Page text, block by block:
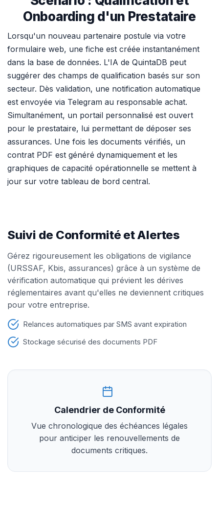
Onboarding d'un Prestataire
Lorsqu'un nouveau partenaire postule via votre
formulaire web, une fiche est créée instantanément
dans la base de données. L'IA de QuintaDB peut
suggérer des champs de qualification basés sur son
secteur. Dès validation, une notification automatique
est envoyée via Telegram au responsable achat.
Simultanément, un portail personnalisé est ouvert
pour le prestataire, lui permettant de déposer ses
assurances. Une fois les documents vérifiés, un
contrat PDF est généré dynamiquement et les
graphiques de capacité opérationnelle se mettent à
jour sur votre tableau de bord central.
Suivi de Conformité et Alertes
Gérez rigoureusement les obligations de vigilance
(URSSAF, Kbis, assurances) grâce à un système de
vérification automatique qui prévient les dérives
réglementaires avant qu'elles ne deviennent critiques
pour votre entreprise.
Relances automatiques par SMS avant expiration
Stockage sécurisé des documents PDF
Calendrier de Conformité
Vue chronologique des échéances légales
pour anticiper les renouvellements de
documents critiques.